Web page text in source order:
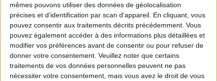
mêmes pouvons utiliser des données de géolocalisation
précises et d’identification par scan d'appareil. En cliquant, vous
pouvez consentir aux traitements décrits précédemment. Vous
pouvez également accéder à des informations plus détaillées et
modifier vos préférences avant de consentir ou pour refuser de
donner votre consentement. Veuillez noter que certains
traitements de vos données personnelles peuvent ne pas
nécessiter votre consentement, mais vous avez le droit de vous